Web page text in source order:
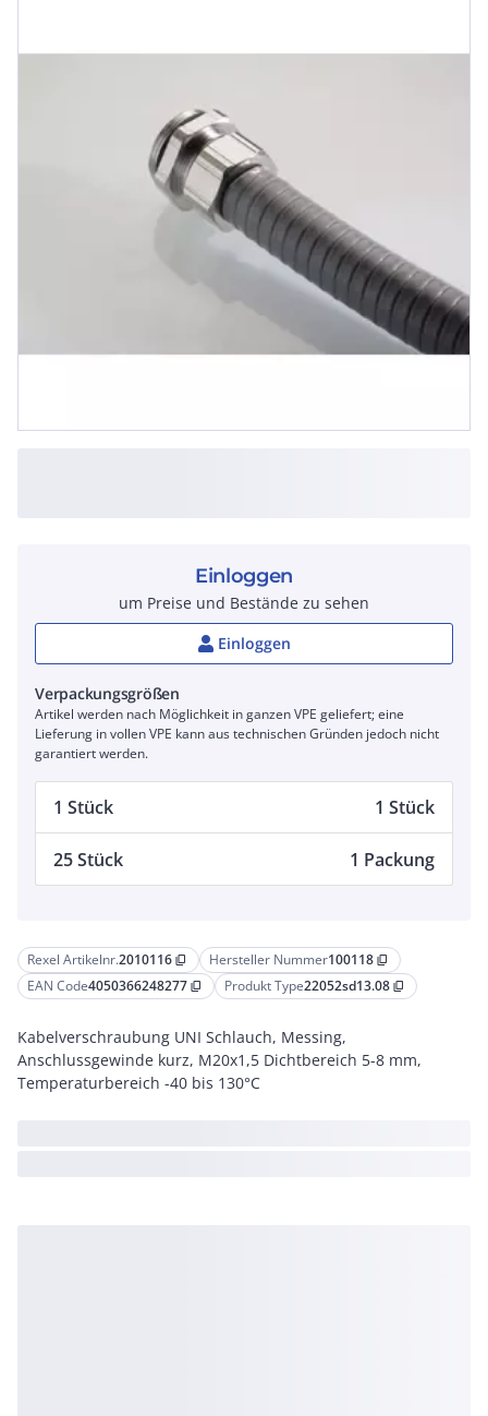
Rexel Artikelnr.2010116 content_copy Hersteller Nummer100118 content_copy
EAN Code4050366248277 content_copy Produkt Type22052sd13.08 content_copy
Kabelverschraubung UNI Schlauch, Messing,
Anschlussgewinde kurz, M20x1,5 Dichtbereich 5-8 mm,
Temperaturbereich -40 bis 130°C
Einloggen
um Preise und Bestände zu sehen
Einloggen
Verpackungsgrößen
Artikel werden nach Möglichkeit in ganzen VPE geliefert; eine
Lieferung in vollen VPE kann aus technischen Gründen jedoch nicht
garantiert werden.
1 Stück 1 Stück
25 Stück 1 Packung